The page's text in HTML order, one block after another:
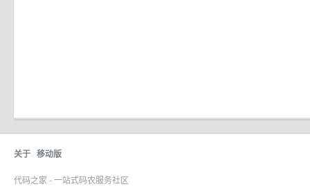
关于 移动版
代码之家 - 一站式码农服务社区